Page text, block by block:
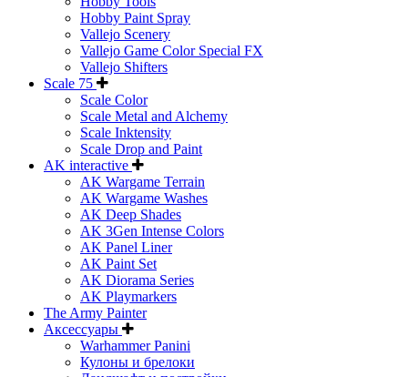
Hobby Paint Spray
Vallejo Scenery
Vallejo Game Color Special FX
Vallejo Shifters
Scale 75
Scale Color
Scale Metal and Alchemy
Scale Inktensity
Scale Drop and Paint
AK interactive
AK Wargame Terrain
AK Wargame Washes
AK Deep Shades
AK 3Gen Intense Colors
AK Panel Liner
AK Paint Set
AK Diorama Series
AK Playmarkers
The Army Painter
Аксессуары
Warhammer Panini
Кулоны и брелоки